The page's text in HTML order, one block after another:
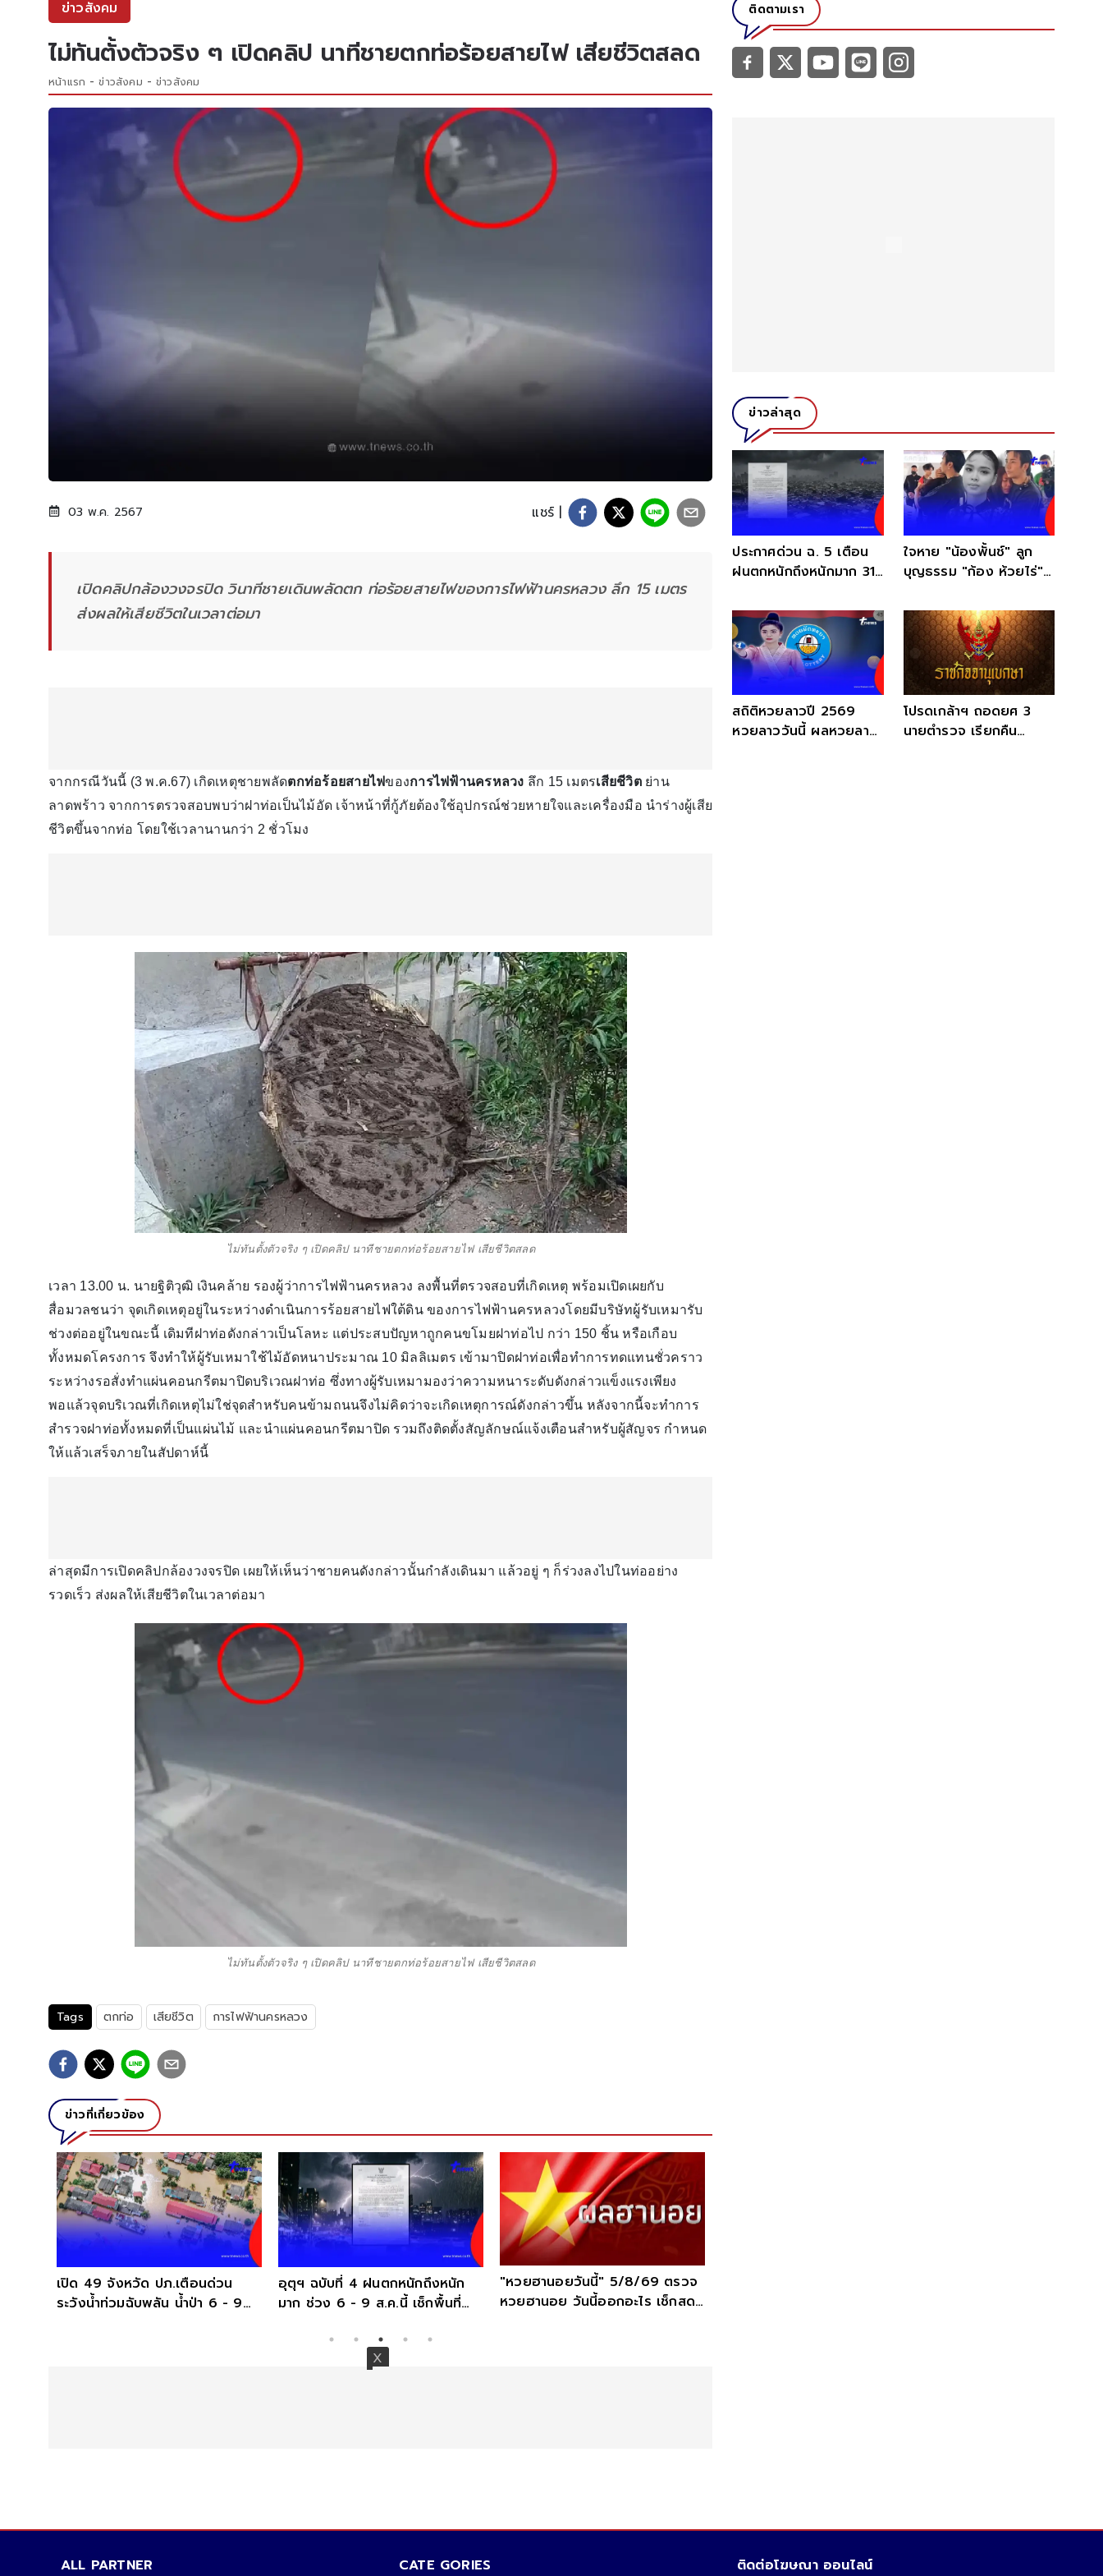
ข่าวสังคม
ไม่ทันตั้งตัวจริง ๆ เปิดคลิป นาทีชายตกท่อร้อยสายไฟ เสียชีวิตสลด
หน้าแรก ข่าวสังคม ข่าวสังคม
03 พ.ค. 2567 แชร์ |
เปิดคลิปกล้องวงจรปิด วินาทีชายเดินพลัดตก ท่อร้อยสายไฟของการไฟฟ้านครหลวง ลึก 15 เมตร
ส่งผลให้เสียชีวิตในเวลาต่อมา
จากกรณีวันนี้ (3 พ.ค.67) เกิดเหตุชายพลัดตกท่อร้อยสายไฟของการไฟฟ้านครหลวง ลึก 15 เมตรเสียชีวิตย่าน
ลาดพร้าว จากการตรวจสอบพบว่าฝาท่อเป็นไม้อัด เจ้าหน้าที่กู้ภัยต้องใช้อุปกรณ์ช่วยหายใจและเครื่องมือ นำร่างผู้เสีย
ชีวิตขึ้นจากท่อ โดยใช้เวลานานกว่า 2 ชั่วโมง
ไม่ทันตั้งตัวจริง ๆ เปิดคลิป นาทีชายตกท่อร้อยสายไฟ เสียชีวิตสลด
เวลา 13.00 น. นายฐิติวุฒิ เงินคล้าย รองผู้ว่าการไฟฟ้านครหลวง ลงพื้นที่ตรวจสอบที่เกิดเหตุ พร้อมเปิดเผยกับ
สื่อมวลชนว่า จุดเกิดเหตุอยู่ในระหว่างดำเนินการร้อยสายไฟใต้ดิน ของการไฟฟ้านครหลวงโดยมีบริษัทผู้รับเหมารับ
ช่วงต่ออยู่ในขณะนี้ เดิมทีฝาท่อดังกล่าวเป็นโลหะ แต่ประสบปัญหาถูกคนขโมยฝาท่อไป กว่า 150 ชิ้น หรือเกือบ
ทั้งหมดโครงการ จึงทำให้ผู้รับเหมาใช้ไม้อัดหนาประมาณ 10 มิลลิเมตร เข้ามาปิดฝาท่อเพื่อทำการทดแทนชั่วคราว
ระหว่างรอสั่งทำแผ่นคอนกรีตมาปิดบริเวณฝาท่อ ซึ่งทางผู้รับเหมามองว่าความหนาระดับดังกล่าวแข็งแรงเพียง
พอแล้วจุดบริเวณที่เกิดเหตุไม่ใช่จุดสำหรับคนข้ามถนนจึงไม่คิดว่าจะเกิดเหตุการณ์ดังกล่าวขึ้น หลังจากนี้จะทำการ
สำรวจฝาท่อทั้งหมดที่เป็นแผ่นไม้ และนำแผ่นคอนกรีตมาปิด รวมถึงติดตั้งสัญลักษณ์แจ้งเตือนสำหรับผู้สัญจร กำหนด
ให้แล้วเสร็จภายในสัปดาห์นี้
ล่าสุดมีการเปิดคลิปกล้องวงจรปิด เผยให้เห็นว่าชายคนดังกล่าวนั้นกำลังเดินมา แล้วอยู่ ๆ ก็ร่วงลงไปในท่ออย่าง
รวดเร็ว ส่งผลให้เสียชีวิตในเวลาต่อมา
ไม่ทันตั้งตัวจริง ๆ เปิดคลิป นาทีชายตกท่อร้อยสายไฟ เสียชีวิตสลด
Tags ตกท่อ เสียชีวิต การไฟฟ้านครหลวง
ข่าวที่เกี่ยวข้อง
เปิด 49 จังหวัด ปภ.เตือนด่วน
ระวังน้ำท่วมฉับพลัน น้ำป่า 6 - 9
อุตุฯ ฉบับที่ 4 ฝนตกหนักถึงหนัก
มาก ช่วง 6 - 9 ส.ค.นี้ เช็กพื้นที่
"หวยฮานอยวันนี้" 5/8/69 ตรวจ
หวยฮานอย วันนี้ออกอะไร เช็กสดที่
ติดตามเรา
ข่าวล่าสุด
ประกาศด่วน ฉ. 5 เตือน
ฝนตกหนักถึงหนักมาก 31
ใจหาย "น้องพั้นช์" ลูก
บุญธรรม "ก้อง ห้วยไร่"
สถิติหวยลาวปี 2569
หวยลาววันนี้ ผลหวยลาว
โปรดเกล้าฯ ถอดยศ 3
นายตำรวจ เรียกคืน
ALL PARTNER CATE GORIES ติดต่อโฆษณา ออนไลน์